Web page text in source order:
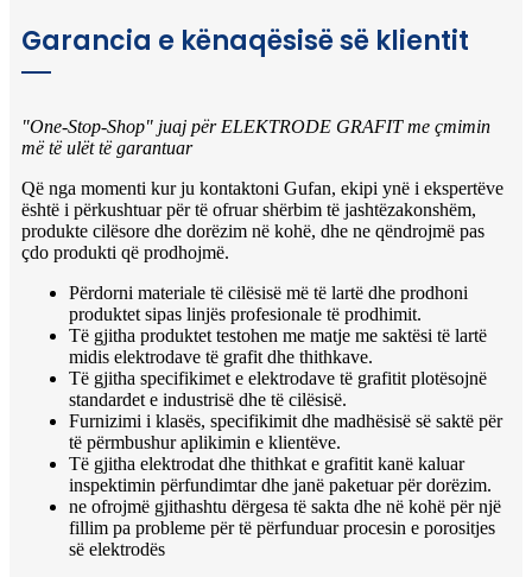
Garancia e kënaqësisë së klientit
"One-Stop-Shop" juaj për ELEKTRODE GRAFIT me çmimin
më të ulët të garantuar
Që nga momenti kur ju kontaktoni Gufan, ekipi ynë i ekspertëve
është i përkushtuar për të ofruar shërbim të jashtëzakonshëm,
produkte cilësore dhe dorëzim në kohë, dhe ne qëndrojmë pas
çdo produkti që prodhojmë.
Përdorni materiale të cilësisë më të lartë dhe prodhoni
produktet sipas linjës profesionale të prodhimit.
Të gjitha produktet testohen me matje me saktësi të lartë
midis elektrodave të grafit dhe thithkave.
Të gjitha specifikimet e elektrodave të grafitit plotësojnë
standardet e industrisë dhe të cilësisë.
Furnizimi i klasës, specifikimit dhe madhësisë së saktë për
të përmbushur aplikimin e klientëve.
Të gjitha elektrodat dhe thithkat e grafitit kanë kaluar
inspektimin përfundimtar dhe janë paketuar për dorëzim.
ne ofrojmë gjithashtu dërgesa të sakta dhe në kohë për një
fillim pa probleme për të përfunduar procesin e porositjes
së elektrodës